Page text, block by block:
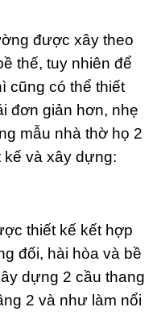
được xây theo
thế, tuy nhiên để
cũng có thể thiết
đơn giản hơn, nhẹ
mẫu nhà thờ họ 2
kế và xây dựng:
thiết kế kết hợp
đối, hài hòa và bề
dựng 2 cầu thang
2 và như làm nổi